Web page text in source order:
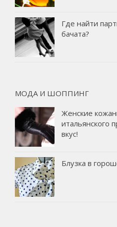
Где найти
бачата?
МОДА И ШОППИНГ
Женские
итальянского
вкус!
Блузка в